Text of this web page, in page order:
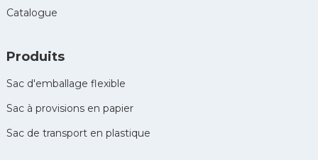
Catalogue
Produits
Sac d'emballage flexible
Sac à provisions en papier
Sac de transport en plastique